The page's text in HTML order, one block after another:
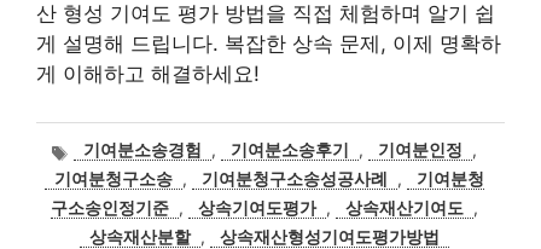
산 형성 기여도 평가 방법을 직접 체험하며 알기 쉽
게 설명해 드립니다. 복잡한 상속 문제, 이제 명확하
게 이해하고 해결하세요!
태
그
기여분소송경험 , 기여분소송후기 , 기여분인정
,
기여분청구소송 , 기여분청구소송성공사례 ,
기여분청
구소송인정기준 , 상속기여도평가 , 상속재산기여도
,
상속재산분할 , 상속재산형성기여도평가방법